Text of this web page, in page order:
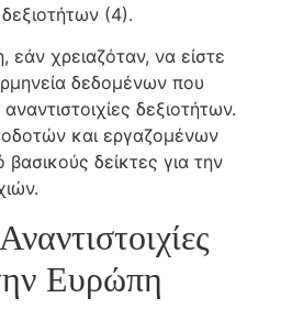
(4).
εάν χρειαζόταν, να είστε
δεδομένων που
δεξιοτήτων.
και εργαζομένων
δείκτες για την
Ευρώπη